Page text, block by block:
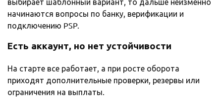
начинаются вопросы по банку, верификации и
подключению PSP.
Есть аккаунт, но нет устойчивости
На старте все работает, а при росте оборота
приходят дополнительные проверки, резервы или
ограничения на выплаты.